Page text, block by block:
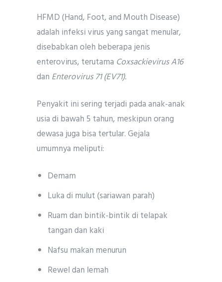
HFMD (Hand, Foot, and Mouth Disease)
adalah infeksi virus yang sangat menular,
disebabkan oleh beberapa jenis
enterovirus, terutama Coxsackievirus A16
dan Enterovirus 71 (EV71).
Penyakit ini sering terjadi pada anak-anak
usia di bawah 5 tahun, meskipun orang
dewasa juga bisa tertular. Gejala
umumnya meliputi:
Demam
Luka di mulut (sariawan parah)
Ruam dan bintik-bintik di telapak
tangan dan kaki
Nafsu makan menurun
Rewel dan lemah